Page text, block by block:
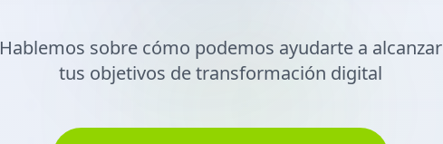
Hablemos sobre cómo podemos ayudarte a alcanzar
tus objetivos de transformación digital